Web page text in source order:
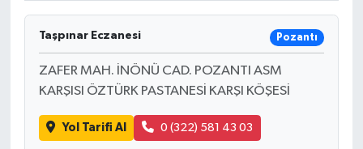
Taşpınar Eczanesi Pozantı
ZAFER MAH. İNÖNÜ CAD. POZANTI ASM
KARŞISI ÖZTÜRK PASTANESİ KARŞI KÖŞESİ
Yol Tarifi Al 0 (322) 581 43 03